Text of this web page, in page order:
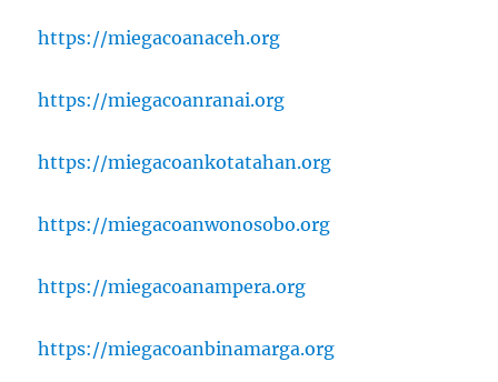
https://miegacoanaceh.org
https://miegacoanranai.org
https://miegacoankotatahan.org
https://miegacoanwonosobo.org
https://miegacoanampera.org
https://miegacoanbinamarga.org